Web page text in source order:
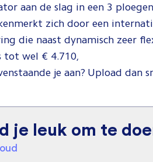
aan de slag in een 3
zich door een
die naast dynamisch zeer
tot wel € 4.710,
je aan? Upload dan
je leuk om te